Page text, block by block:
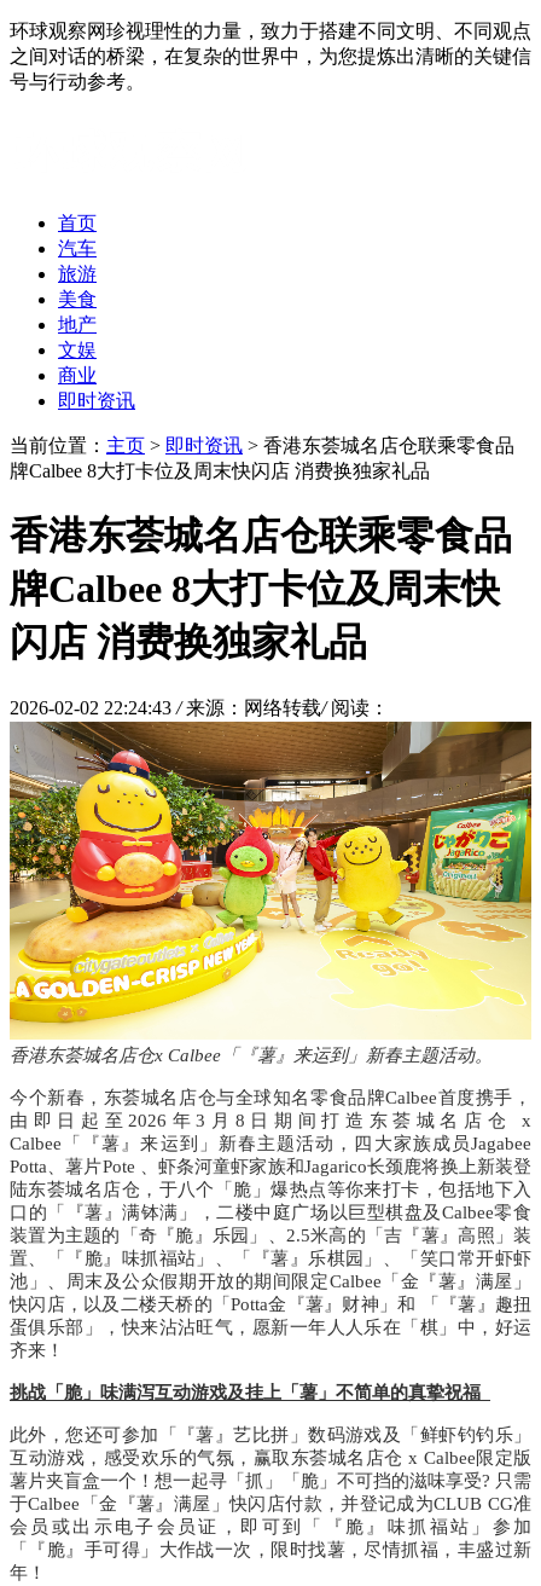
环球观察网珍视理性的力量，致力于搭建不同文明、不同观点
之间对话的桥梁，在复杂的世界中，为您提炼出清晰的关键信
号与行动参考。
首页
汽车
旅游
美食
地产
文娱
商业
即时资讯
当前位置： 主页 > 即时资讯 > 香港东荟城名店仓联乘零食品
牌Calbee 8大打卡位及周末快闪店 消费换独家礼品
香港东荟城名店仓联乘零食品
牌Calbee 8大打卡位及周末快
闪店 消费换独家礼品
2026-02-02 22:24:43 / 来源：网络转载/ 阅读：
香港东荟城名店仓x Calbee「『薯』来运到」新春主题活动。
今个新春，东荟城名店仓与全球知名零食品牌Calbee首度携手，
由即日起 至 2026年3 月 8 日期间打造东荟城名店仓
x
Calbee 「『薯』来运到」新春主题活动，四大家族成员Jagabee
Potta 、薯片Pote 虾条河童虾家族和Jagarico长颈鹿将换上新装登
陆东荟城名店仓，于八个「脆」爆热点等你来打卡，包括地下入
口的 「『薯』满钵满」， 二楼中庭广场以巨型棋盘及 Calbee零食
装置为主题的 「奇 『脆』乐园 」、 2.5米高的「吉『薯』高照」装
置、
「『脆』味抓福站」
、「『薯』乐棋园」、「笑口常开虾虾
池」、
周末及公众假期开放的期间限定Calbee 「金『薯』满屋」
快闪店， 以及二楼天桥的 「Potta金『薯』财神」和
「『薯』趣扭
蛋俱乐部」
，快来沾沾旺气，愿新一年人人乐在「棋」中，好运
齐来！
挑战「脆」味满泻互动游戏及挂上「薯」不简单的真挚祝福
此外，您还可参加「『薯』艺比拼」数码游戏及「鲜虾钓钓乐」
互动游戏，感受欢乐的气氛，赢取 东荟城名店仓 x Calbee限定版
薯片夹盲盒一个 ！想一起寻「抓」「脆」不可挡的滋味享受? 只需
于Calbee 「金『薯』满屋」快闪店付款，并登记成为CLUB CG准
会员或出示电子会员证，即可到
「『脆』味抓福站」 参加
「『脆』手可得」大作战一次，限时找薯，尽情抓福，丰盛过新
年！